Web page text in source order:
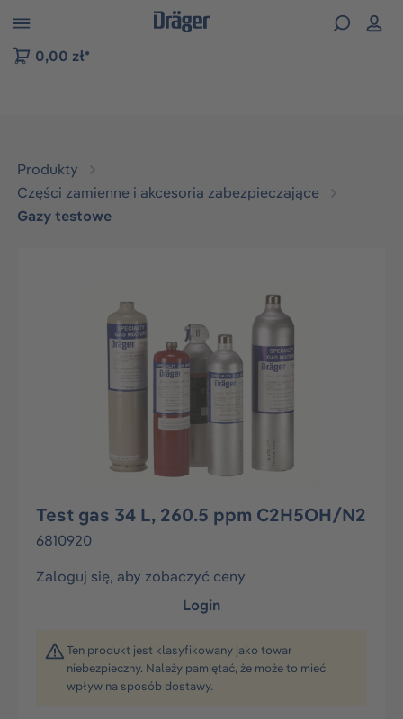
do nawigacji na platformie B2B
0,00 zł*
Produkty
Części zamienne i akcesoria zabezpieczające
Gazy testowe
Test gas 34 L, 260.5 ppm C2H5OH/N2
6810920
Zaloguj się, aby zobaczyć ceny
Login
Ten produkt jest klasyfikowany jako towar
niebezpieczny. Należy pamiętać, że może to mieć
wpływ na sposób dostawy.